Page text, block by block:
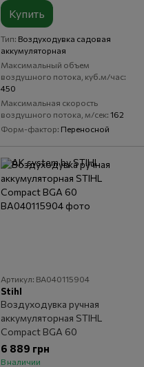
Купить
Тип Воздуходувка садовая
аккумуляторная
Максимальный объем
воздушного потока, куб.м/час
450
Максимальная скорость
воздушного потока, м/сек 162
Форм-фактор Переносной
Артикул: BA040115904
Stihl
Воздуходувка ручная
аккумуляторная STIHL
Compact BGA 60
6 889 грн
В наличии